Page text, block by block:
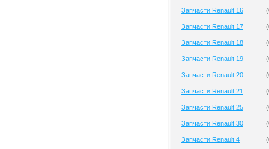
Запчасти Renault 16 (
Запчасти Renault 17 (
Запчасти Renault 18 (
Запчасти Renault 19 (
Запчасти Renault 20 (
Запчасти Renault 21 (
Запчасти Renault 25 (
Запчасти Renault 30 (
Запчасти Renault 4 (